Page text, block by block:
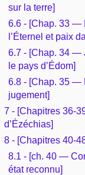
sur la terre]
6.6 - [Chap. 33 —
l’Éternel et paix
6.7 - [Chap. 34 —
le pays d’Édom]
6.8 - [Chap. 35 —
jugement]
7 - [Chapitres 36-
d’Ézéchias]
8 - [Chapitres 40-
8.1 - [ch. 40 —
état reconnu]